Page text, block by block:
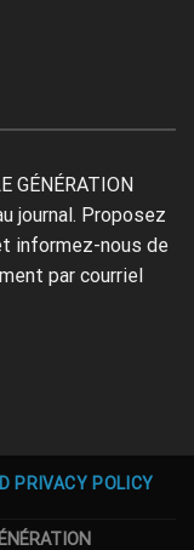
GÉNÉRATION
journal. Proposez
informez-nous de
par courriel
PRIVACY POLICY